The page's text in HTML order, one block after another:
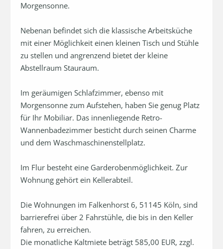
Morgensonne.
Nebenan befindet sich die klassische Arbeitsküche
mit einer Möglichkeit einen kleinen Tisch und Stühle
zu stellen und angrenzend bietet der kleine
Abstellraum Stauraum.
Im geräumigen Schlafzimmer, ebenso mit
Morgensonne zum Aufstehen, haben Sie genug Platz
für Ihr Mobiliar. Das innenliegende Retro-
Wannenbadezimmer besticht durch seinen Charme
und dem Waschmaschinenstellplatz.
Im Flur besteht eine Garderobenmöglichkeit. Zur
Wohnung gehört ein Kellerabteil.
Die Wohnungen im Falkenhorst 6, 51145 Köln, sind
barrierefrei über 2 Fahrstühle, die bis in den Keller
fahren, zu erreichen.
Die monatliche Kaltmiete beträgt 585,00 EUR, zzgl.